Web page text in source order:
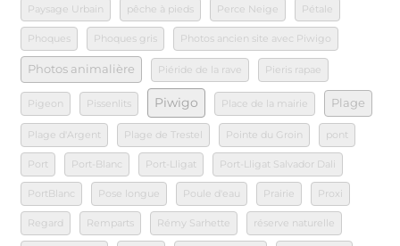
Paysage Urbain pêche à pieds Perce Neige Pétale
Phoques Phoques gris Photos ancien site avec Piwigo
Photos animalière Piéride de la rave Pieris rapae
Pigeon Pissenlits Piwigo Place de la mairie Plage
Plage d'Argent Plage de Trestel Pointe du Groin pont
Port Port-Blanc Port-Lligat Port-Lligat Salvador Dali
PortBlanc Pose longue Poule d'eau Prairie Proxi
Regard Remparts Rémy Sarhette réserve naturelle